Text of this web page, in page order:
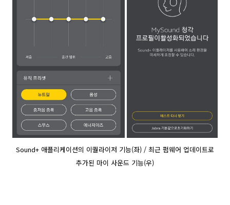
Sound+ 애플리케이션의 이퀄라이저 기능(좌) / 최근 펌웨어 업데이트로
추가된 마이 사운드 기능(우)